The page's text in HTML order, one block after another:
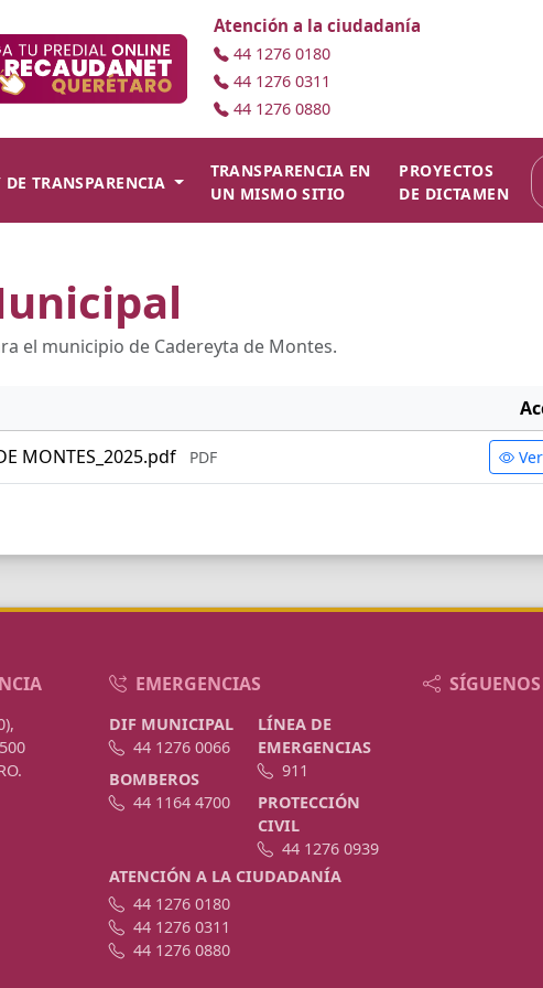
Atención a la ciudadanía
44 1276 0180
44 1276 0311
44 1276 0880
DE TRANSPARENCIA
TRANSPARENCIA EN
UN MISMO SITIO
PROYECTOS
DE DICTAMEN
el municipio de Cadereyta de Montes.
MONTES_2025.pdf
PDF Ver
EMERGENCIAS
DIF MUNICIPAL
44 1276 0066
BOMBEROS
44 1164 4700
LÍNEA DE
EMERGENCIAS
911
PROTECCIÓN
CIVIL
44 1276 0939
ATENCIÓN A LA CIUDADANÍA
44 1276 0180
44 1276 0311
44 1276 0880
SÍGUENOS